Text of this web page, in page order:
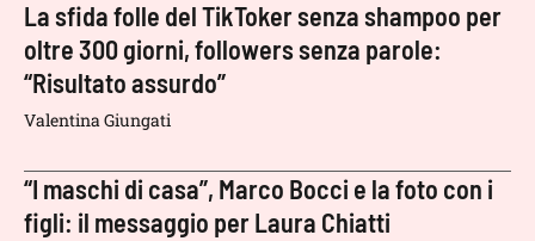
La sfida folle del TikToker senza shampoo per
oltre 300 giorni, followers senza parole:
“Risultato assurdo”
Valentina Giungati
“I maschi di casa”, Marco Bocci e la foto con i
figli: il messaggio per Laura Chiatti